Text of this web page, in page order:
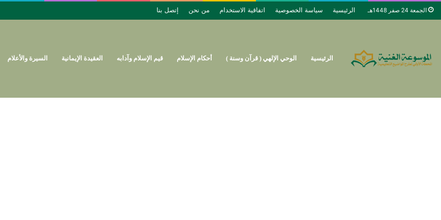
الجمعة 24 صفر 1448هـ الرئيسية سياسة الخصوصية اتفاقية الاستخدام من نحن إتصل بنا
الرئيسية الوحي الإلهي ( قرآن وسنة ) أحكام الإسلام قيم الإسلام وآدابه العقيدة الإيمانية السيرة والأعلام